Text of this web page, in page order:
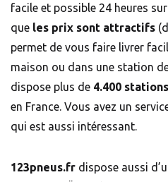
facile et possible 24 heures
que les prix sont attractifs
permet de vous faire livrer
maison ou dans une station
dispose plus de 4.400
en France. Vous avez un
qui est aussi intéressant.
123pneus.fr dispose aussi